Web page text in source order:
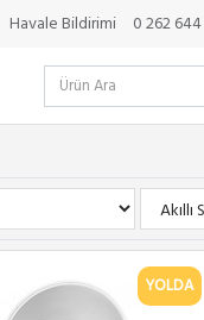
Havale Bildirimi 0 262
YOLDA